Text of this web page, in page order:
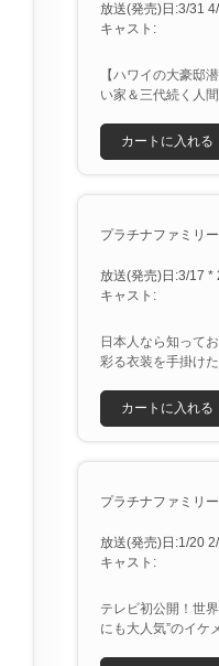
放送(発売)日:3/31
キャスト:
【ハワイの大豪邸
い家＆三代続く人
カートに入れる
プラチナファミリ
放送(発売)日:3/17 *
キャスト:
日本人なら知って
彩る衣装を手掛け
カートに入れる
プラチナファミリ
放送(発売)日:1/20
キャスト:
テレビ初公開！世
にも大人気”のイケ